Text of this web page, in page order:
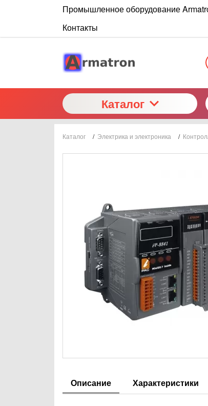
Промышленное оборудование
Контакты
Каталог
Каталог / Электрика и электроника /
Описание Характеристики